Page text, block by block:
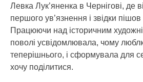
Левка Лук’яненка в Чернігові, де
першого ув’язнення і звідки
Працюючи над історичним
поволі усвідомлювала, чому
теперішнього, і сформувала для
хочу поділитися.